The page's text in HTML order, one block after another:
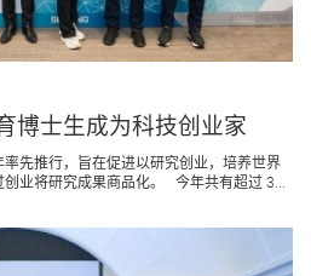
博士生成为科技创业家
率先推行，旨在促进以研究创业，培养世界
业将研究成果商品化。 今年共有超过 3...